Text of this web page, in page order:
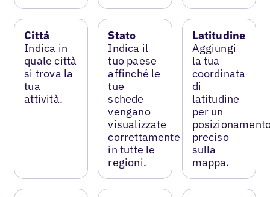
Cittá
Indica in
quale città
si trova la
tua
attività.
Stato
Indica il
tuo paese
affinché le
tue
schede
vengano
visualizzate
correttamente
in tutte le
regioni.
Latitudine
Aggiungi
la tua
coordinata
di
latitudine
per un
preciso
sulla
mappa.